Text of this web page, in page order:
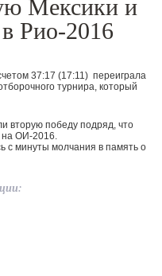
Мексики и
в Рио-2016
37:17 (17:11) переиграла
турнира, который
вторую победу подряд, что
на ОИ-2016.
с минуты молчания в память о